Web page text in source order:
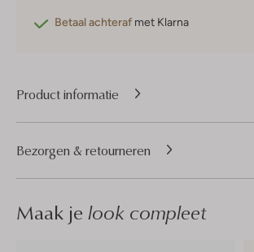
Betaal achteraf met Klarna
Product informatie
Bezorgen & retourneren
Maak je look compleet